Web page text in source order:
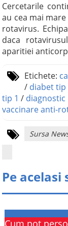
Cercetarile
au cea mai
rotavirus.
daca
aparitiei
Etichete:
/ diabet tip
tip 1 / diagnostic
vaccinare anti-
Sursa
Pe acelasi
Cum pot